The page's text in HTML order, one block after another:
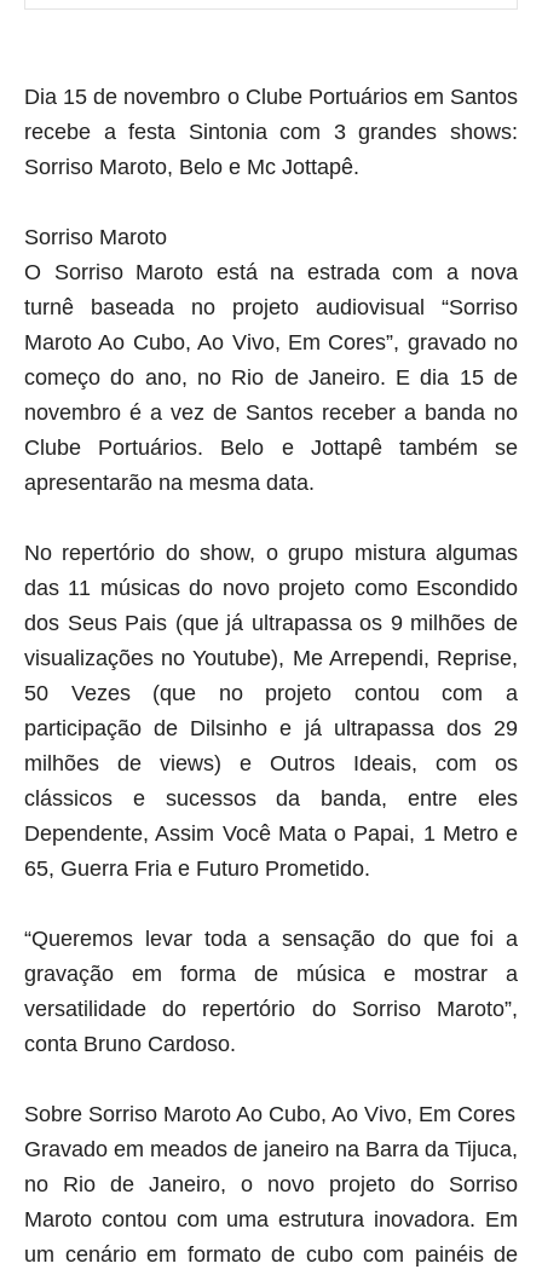
Dia 15 de novembro o Clube Portuários em Santos
recebe afesta Sintonia com 3 grandes shows:
Sorriso Maroto, Belo e Mc Jottapê.
Sorriso Maroto
O Sorriso Maroto está na estrada com a nova
turnê baseada no projeto audiovisual “Sorriso
Maroto Ao Cubo, Ao Vivo, Em Cores”, gravado no
começo do ano, no Rio de Janeiro. E dia 15 de
novembro é a vez de Santos receber a banda no
Clube Portuários. Belo e Jottapê também se
apresentarão na mesma data.
No repertório do show, o grupo mistura algumas
das 11 músicas do novo projeto como Escondido
dos Seus Pais (que já ultrapassa os 9 milhões de
visualizações no Youtube), Me Arrependi, Reprise,
50 Vezes (que no projeto contou com a
participação de Dilsinho e já ultrapassa dos 29
milhões de views) e Outros Ideais, com os
clássicos e sucessos da banda, entre eles
Dependente, Assim Você Mata o Papai, 1 Metro e
65, Guerra Fria e Futuro Prometido.
“Queremos levar toda a sensação do que foi a
gravação em forma de música e mostrar a
versatilidade do repertório do Sorriso Maroto”,
conta Bruno Cardoso.
Sobre Sorriso Maroto Ao Cubo, Ao Vivo, Em Cores
Gravado em meados de janeiro na Barra da Tijuca,
no Rio de Janeiro, o novo projeto do Sorriso
Maroto contou com uma estrutura inovadora. Em
um cenário em formato de cubo com painéis de